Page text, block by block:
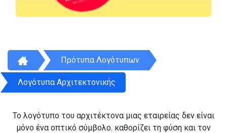
Πρότυπα Λογότυπων
Λογότυπα Αρχιτεκτονικής
Το λογότυπο του αρχιτέκτονα μιας εταιρείας δεν είναι
μόνο ένα οπτικό σύμβολο. καθορίζει τη φύση και τον